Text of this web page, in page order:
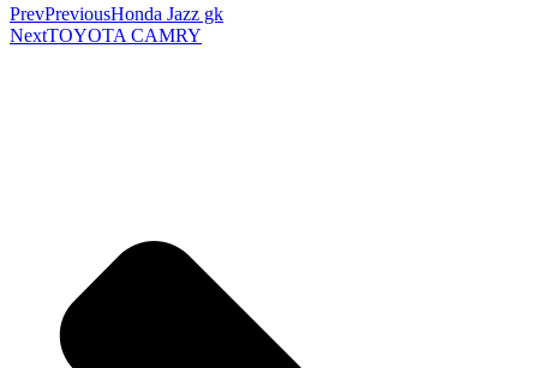
PrevPreviousHonda Jazz gk
NextTOYOTA CAMRY